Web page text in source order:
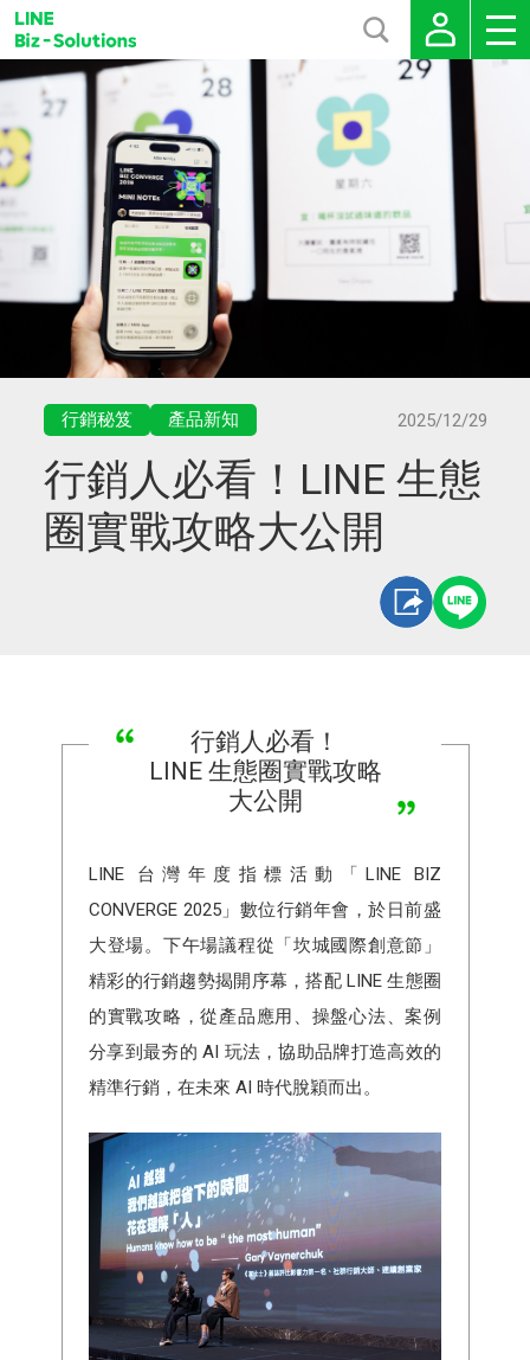
行銷秘笈 產品新知 2025/12/29
行銷人必看！LINE 生態
圈實戰攻略大公開
行銷人必看！
LINE 生態圈實戰攻略
大公開
LINE 台灣年度指標活動「LINE BIZ
CONVERGE 2025」數位行銷年會，於日前盛
大登場。下午場議程從「坎城國際創意節」
精彩的行銷趨勢揭開序幕，搭配 LINE 生態圈
的實戰攻略，從產品應用、操盤心法、案例
分享到最夯的 AI 玩法，協助品牌打造高效的
精準行銷，在未來 AI 時代脫穎而出。